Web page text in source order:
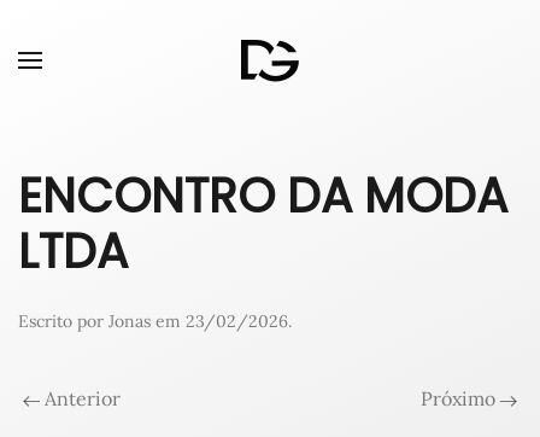
ENCONTRO DA MODA
LTDA
Escrito por Jonas em 23/02/2026.
Anterior Próximo